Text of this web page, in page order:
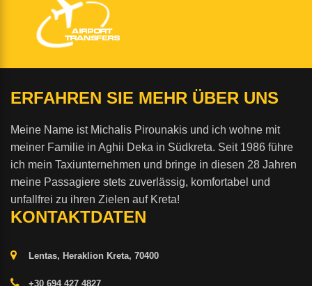
ERFAHREN SIE MEHR ÜBER UNS
Meine Name ist Michalis Pirounakis und ich wohne mit
meiner Familie in Aghii Deka in Südkreta. Seit 1986 führe
ich mein Taxiunternehmen und bringe in diesen 28 Jahren
meine Passagiere stets zuverlässig, komfortabel und
unfallfrei zu ihren Zielen auf Kreta!
KONTAKTDATEN
Lentas, Heraklion Kreta, 70400
+30 694 427 4827